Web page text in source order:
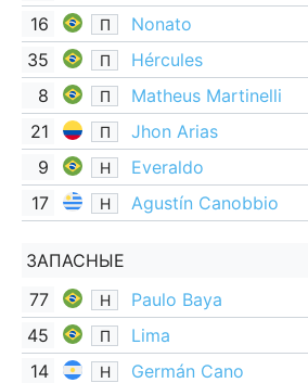
16
П Nonato
35 П
Hércules
8
П Matheus Martinelli
21 П
Jhon Arias
9
Н Everaldo
17 Н Agustín Canobbio
ЗАПАСНЫЕ
77
Н Paulo Baya
45 П Lima
14 Н Germán Cano